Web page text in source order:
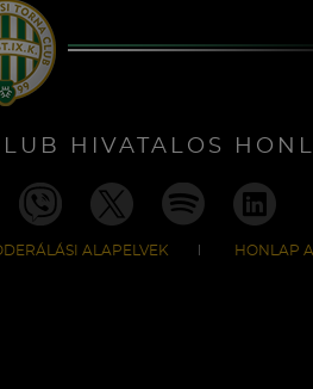
HIVATALOS
ALAPELVEK HONLAP